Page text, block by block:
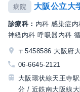
病院 大阪公立大
診療科： 内科 感染症
神経内科 呼吸器内科 循
〒5458586 大阪府
06-6645-2121
大阪環状線天王寺
分 / 近鉄南大阪線